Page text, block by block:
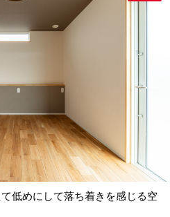
低めにして落ち着きを感じる空